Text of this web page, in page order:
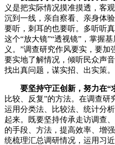
义是把实际情况摸准摸透，客
沉到一线，亲自察看、亲身体
要听，刺耳的也要听。多听听
这个“放大镜”“透视镜”，掌握
义。”调查研究作风要实，要
要实地了解情况，倾听民众声
找出真问题，谋实招、出实策。
要坚持守正创新，努力在“
比较、反复”的方法。在调查
运用分类法、比较法、统计分
起来。既要坚持传承走访调查
的手段、方法，提高效率、增
统梳理汇总调研情况，运用习